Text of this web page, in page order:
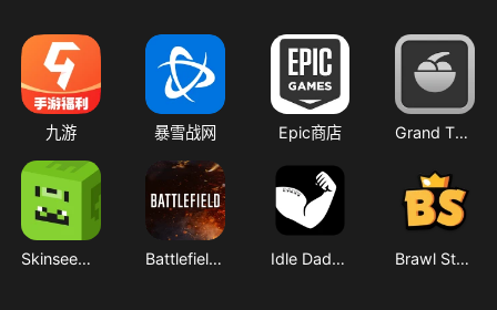
九游 暴雪战网 Epic商店 Grand Theft Auto: iFruit
Skinseed for Minecraft Battlefield™ Companion Idle Daddy - Game Idler/Card Farmer for Steam™ Brawl Stats for Brawl Stars